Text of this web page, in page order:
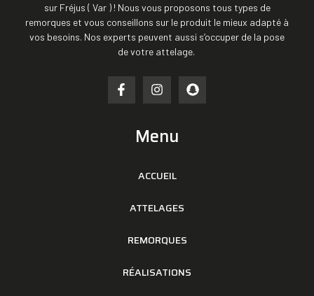
sur Fréjus ( Var ) ! Nous vous proposons tous types de
remorques et vous conseillons sur le produit le mieux adapté à
vos besoins. Nos experts peuvent aussi s’occuper de la pose
de votre attelage.
Menu
ACCUEIL
ATTELAGES
REMORQUES
RÉALISATIONS